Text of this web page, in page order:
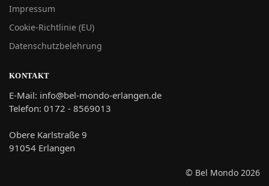
Impressum
Cookie-Richtlinie (EU)
Datenschutzbelehrung
KONTAKT
E-Mail: info@bel-mondo-erlangen.de
Telefon: 0172 - 8569013
Obere Karlstraße 9
91054 Erlangen
© Bel Mondo 2026